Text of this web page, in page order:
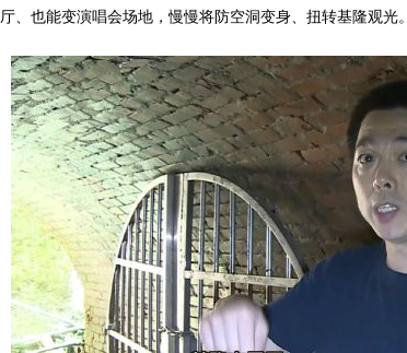
厅、也能变演唱会场地，慢慢将防空洞变身、扭转基隆观光。